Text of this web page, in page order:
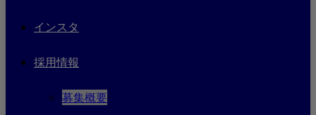
インスタ
採用情報
募集概要